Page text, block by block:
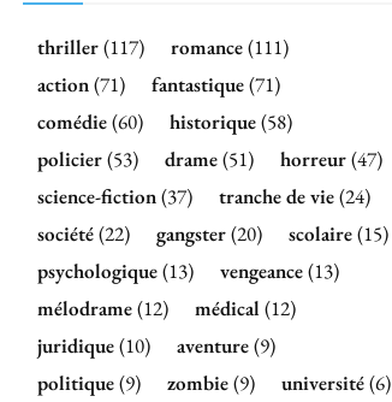
thriller(117) romance(111)
action(71) fantastique(71)
comédie(60) historique(58)
policier(53) drame(51) horreur(47)
science-fiction(37) tranche de vie(24)
société(22) gangster(20) scolaire(15)
psychologique(13) vengeance(13)
mélodrame(12) médical(12)
juridique(10) aventure(9)
politique(9) zombie(9) université(6)